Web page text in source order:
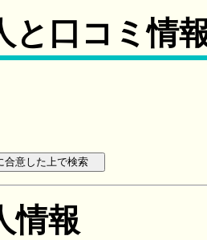
と口コミ情
情報